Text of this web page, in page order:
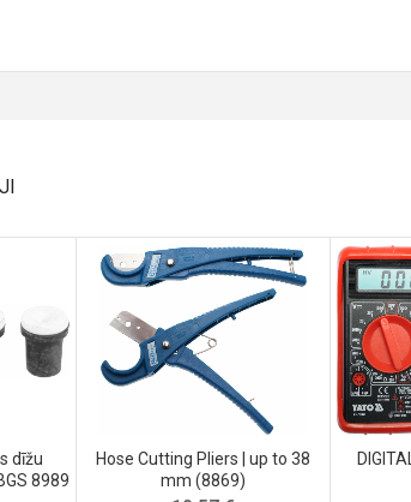
dīžu
8989
Hose Cutting Pliers | up to 38
mm (8869)